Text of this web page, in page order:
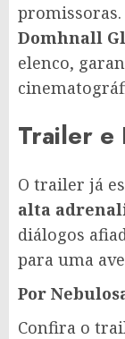
promissoras.
Domhnall
elenco,
Trailer e
O trailer já
alta
diálogos
para uma
Por
Confira o